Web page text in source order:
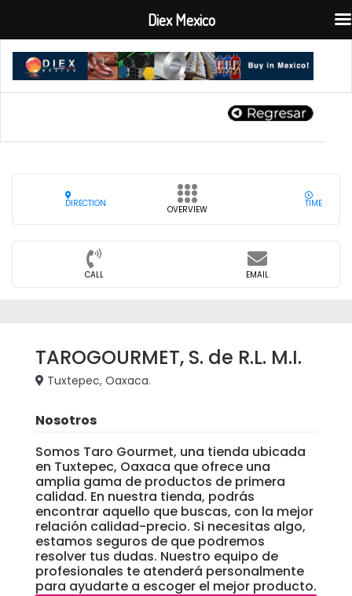
DIRECTION
OVERVIEW
TIME
CALL EMAIL
TAROGOURMET, S. de R.L. M.I.
Tuxtepec, Oaxaca.
Nosotros
Somos Taro Gourmet, una tienda ubicada
en Tuxtepec, Oaxaca que ofrece una
amplia gama de productos de primera
calidad. En nuestra tienda, podrás
encontrar aquello que buscas, con la mejor
relación calidad-precio. Si necesitas algo,
estamos seguros de que podremos
resolver tus dudas. Nuestro equipo de
profesionales te atenderá personalmente
para ayudarte a escoger el mejor producto.
Diex Mexico